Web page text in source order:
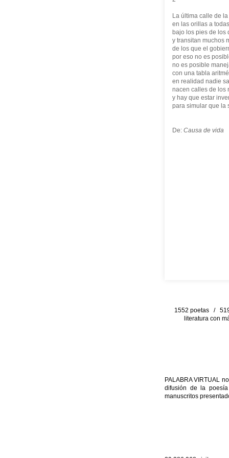
La última calle de
en las orillas a
bajo los pies de los
y transitan muchos
de los que el
por eso no es
no es posible
con una tabla
en realidad nadie
nacen calles de los
y hay que estar
para simular que la
De: Causa de vida
1552 poetas /
literatura con
PALABRA VIRTUAL
difusión de la
manuscritos